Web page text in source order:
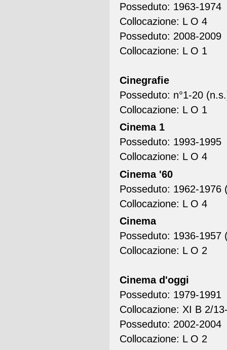
Posseduto: 1963-1974
Collocazione: L O 4
Posseduto: 2008-2009
Collocazione: L O 1
Cinegrafie
Posseduto: n°1-20
Collocazione: L O 1
Cinema 1
Posseduto: 1993-1995
Collocazione: L O 4
Cinema '60
Posseduto: 1962-1976
Collocazione: L O 4
Cinema
Posseduto: 1936-1957
Collocazione: L O 2
Cinema d'oggi
Posseduto: 1979-1991
Collocazione: XI B 2/
Posseduto: 2002-2004
Collocazione: L O 2